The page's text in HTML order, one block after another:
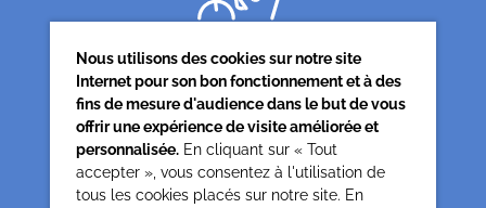
Siège associatif
62 rue de la glacière
75013 Paris
Nous utilisons des cookies sur notre site
Internet pour son bon fonctionnement et à des
fins de mesure d'audience dans le but de vous
offrir une expérience de visite améliorée et
personnalisée. En cliquant sur « Tout
accepter », vous consentez à l'utilisation de
tous les cookies placés sur notre site. En